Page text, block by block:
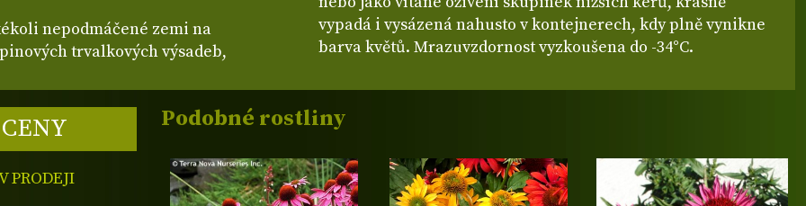
nepodmáčené zemi na
trvalkových výsadeb,
vypadá i vysázená nahusto v kontejnerech, kdy plně vynikne
barva květů. Mrazuvzdornost vyzkoušena do -34°C.
PRODEJI
Podobné rostliny